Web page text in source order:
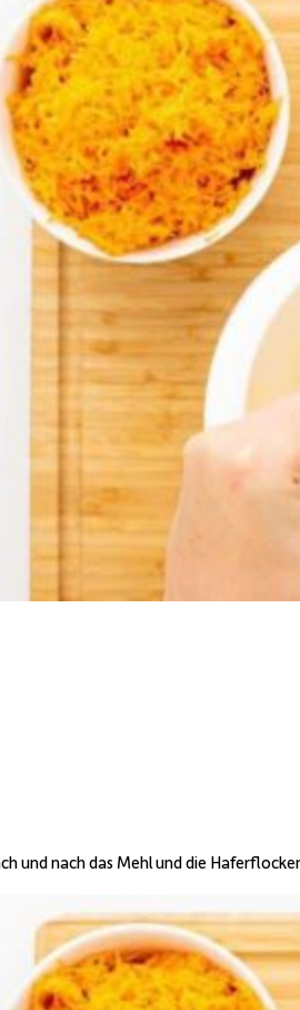
und nach das Mehl und die